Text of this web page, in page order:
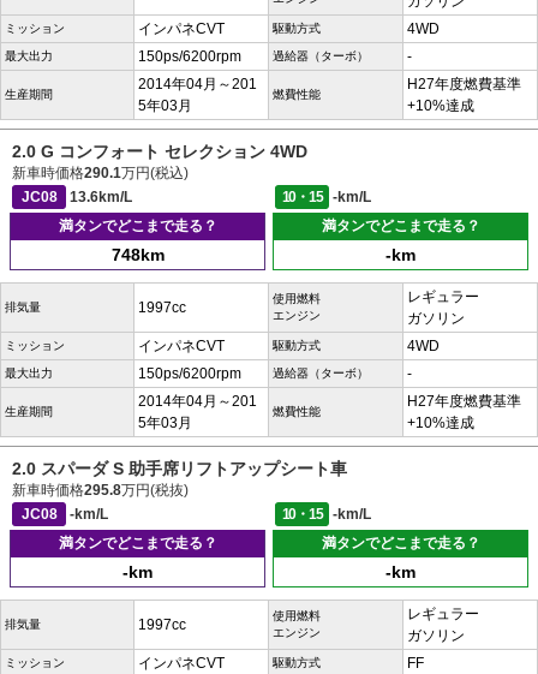
ミッション インパネCVT 駆動方式 4WD
最大出力 150ps/6200rpm 過給器（ターボ） -
生産期間
2014年04月～201
5年03月
燃費性能
H27年度燃費基準
+10%達成
2.0 G コンフォート セレクション 4WD
新車時価格290.1万円(税込)
JC08
13.6km/L 10・15
-km/L
満タンでどこまで走る？
748km
満タンでどこまで走る？
-km
排気量 1997cc
使用燃料
エンジン
レギュラー
ガソリン
ミッション インパネCVT 駆動方式 4WD
最大出力 150ps/6200rpm 過給器（ターボ） -
生産期間
2014年04月～201
5年03月
燃費性能
H27年度燃費基準
+10%達成
2.0 スパーダ S 助手席リフトアップシート車
新車時価格295.8万円(税抜)
JC08
-km/L 10・15
-km/L
満タンでどこまで走る？
-km
満タンでどこまで走る？
-km
排気量 1997cc
使用燃料
エンジン
レギュラー
ガソリン
ミッション インパネCVT 駆動方式 FF